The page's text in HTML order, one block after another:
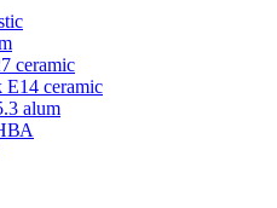
ceramic
ceramic
alum